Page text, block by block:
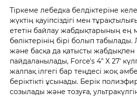
Тіркеме лебедка белдіктеріне
жүктің қауіпсіздігі мен
ететін байлау жабдықтарының ең
бөліктерінің бірі болып
және басқа да қатысты жабдықпен
пайдаланылады, Force's 4" X 27'
жалпақ ілгегі бар теңдесі жоқ
беріктікті ұсынады. Берік
созылады және тозуға,